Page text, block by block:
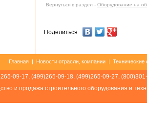
Вернуться в раздел - Оборудование на
Поделиться
Главная | Новости отрасли, компании | Технические
09-17, (499)265-09-18, (499)265-09-27,
и продажа строительного оборудования и